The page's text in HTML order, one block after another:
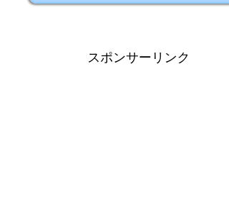
スポンサーリンク